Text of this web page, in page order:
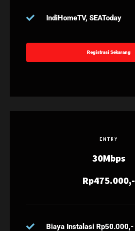
IndiHomeTV, SEAToday
Registrasi Sekarang
ENTRY
30Mbps
Rp475.000,-
Biaya Instalasi Rp50.000,-